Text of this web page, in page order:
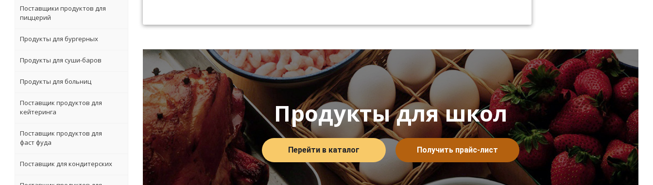
Продукты для школ
Перейти в каталог Получить прайс-лист
Поставщики продуктов для
пиццерий
Продукты для бургерных
Продукты для суши-баров
Продукты для больниц
Поставщик продуктов для
кейтеринга
Поставщик продуктов для
фаст фуда
Поставщик для кондитерских